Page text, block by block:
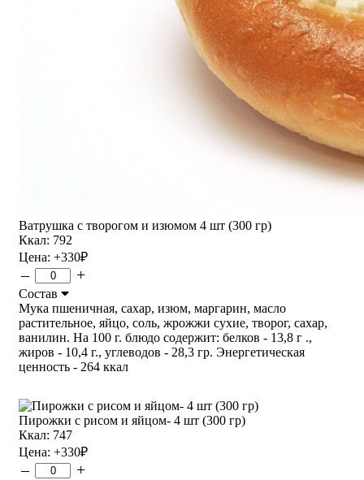
Ватрушка с творогом и изюмом 4 шт (300 гр)
Ккал: 792
Цена: +330₽
– +
Состав
Мука пшеничная, сахар, изюм, маргарин, масло
растительное, яйцо, соль, жрожжи сухие, творог, сахар,
ванилин. На 100 г. блюдо содержит: белков - 13,8 г .,
жиров - 10,4 г., углеводов - 28,3 гр. Энергетическая
ценность - 264 ккал
Пирожки с рисом и яйцом- 4 шт (300 гр)
Ккал: 747
Цена: +330₽
– +